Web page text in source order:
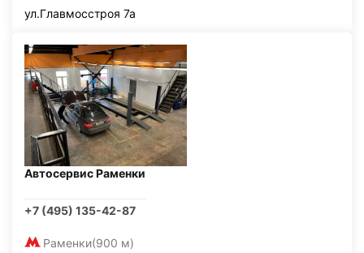
ул.Главмосстроя 7а
Автосервис Раменки
+7 (495) 135-42-87
Раменки(900 м)